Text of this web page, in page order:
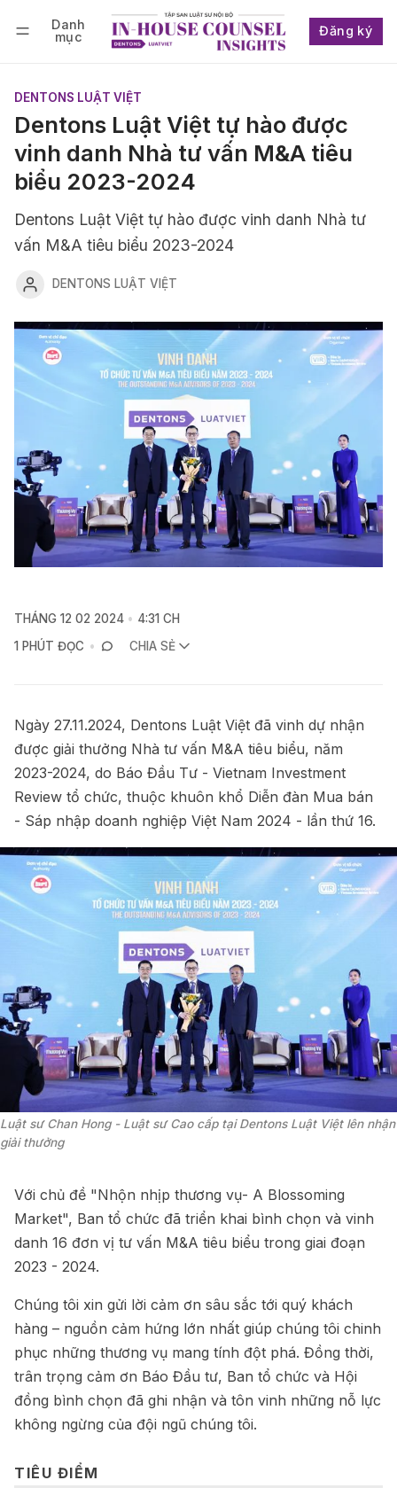
Danh
mục
Đăng ký
Đăng ký Follow
DENTONS LUẬT VIỆT
Dentons Luật Việt tự hào được
vinh danh Nhà tư vấn M&A tiêu
biểu 2023-2024
Dentons Luật Việt tự hào được vinh danh Nhà tư
vấn M&A tiêu biểu 2023-2024
DENTONS LUẬT VIỆT
THÁNG 12 02 2024
4:31 CH
1 PHÚT ĐỌC
CHIA SẺ
Ngày 27.11.2024, Dentons Luật Việt đã vinh dự nhận
được giải thưởng Nhà tư vấn M&A tiêu biểu, năm
2023-2024, do Báo Đầu Tư - Vietnam Investment
Review tổ chức, thuộc khuôn khổ Diễn đàn Mua bán
- Sáp nhập doanh nghiệp Việt Nam 2024 - lần thứ 16.
Luật sư Chan Hong - Luật sư Cao cấp tại Dentons Luật Việt lên nhận
giải thưởng
Với chủ đề "Nhộn nhịp thương vụ- A Blossoming
Market", Ban tổ chức đã triển khai bình chọn và vinh
danh 16 đơn vị tư vấn M&A tiêu biểu trong giai đoạn
2023 - 2024.
Chúng tôi xin gửi lời cảm ơn sâu sắc tới quý khách
hàng – nguồn cảm hứng lớn nhất giúp chúng tôi chinh
phục những thương vụ mang tính đột phá. Đồng thời,
trân trọng cảm ơn Báo Đầu tư, Ban tổ chức và Hội
đồng bình chọn đã ghi nhận và tôn vinh những nỗ lực
không ngừng của đội ngũ chúng tôi.
TIÊU ĐIỂM